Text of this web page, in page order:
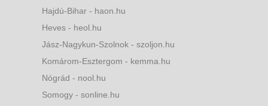
Hajdú-Bihar - haon.hu
Heves - heol.hu
Jász-Nagykun-Szolnok - szoljon.hu
Komárom-Esztergom - kemma.hu
Nógrád - nool.hu
Somogy - sonline.hu